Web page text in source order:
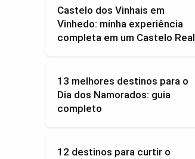
Castelo dos Vinhais em
Vinhedo: minha experiência
completa em um Castelo Real
13 melhores destinos para o
Dia dos Namorados: guia
completo
12 destinos para curtir o